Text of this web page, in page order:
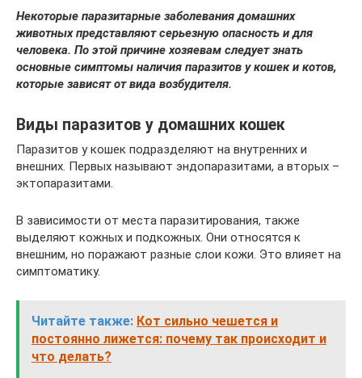
Некоторые паразитарные заболевания домашних
животных представляют серьезную опасность и для
человека. По этой причине хозяевам следует знать
основные симптомы наличия паразитов у кошек и котов,
которые зависят от вида возбудителя.
Виды паразитов у домашних кошек
Паразитов у кошек подразделяют на внутренних и
внешних. Первых называют эндопаразитами, а вторых –
эктопаразитами.
В зависимости от места паразитирования, также
выделяют кожных и подкожных. Они относятся к
внешним, но поражают разные слои кожи. Это влияет на
симптоматику.
Читайте также: Кот сильно чешется и
постоянно лижется: почему так происходит и
что делать?